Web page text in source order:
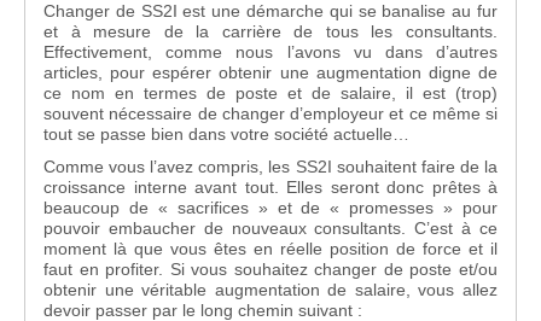
Changer de SS2I est une démarche qui se banalise au fur
et à mesure de la carrière de tous les consultants.
Effectivement, comme nous l’avons vu dans d’autres
articles, pour espérer obtenir une augmentation digne de
ce nom en termes de poste et de salaire, il est (trop)
souvent nécessaire de changer d’employeur et ce même si
tout se passe bien dans votre société actuelle…
Comme vous l’avez compris, les SS2I souhaitent faire de la
croissance interne avant tout. Elles seront donc prêtes à
beaucoup de « sacrifices » et de « promesses » pour
pouvoir embaucher de nouveaux consultants. C’est à ce
moment là que vous êtes en réelle position de force et il
faut en profiter. Si vous souhaitez changer de poste et/ou
obtenir une véritable augmentation de salaire, vous allez
devoir passer par le long chemin suivant :